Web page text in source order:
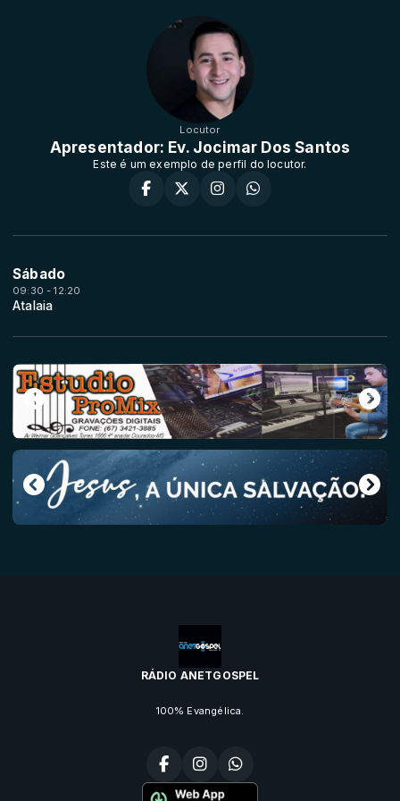
Locutor
Apresentador: Ev. Jocimar Dos Santos
Este é um exemplo de perfil do locutor.
Sábado
09:30 - 12:20
Atalaia
RÁDIO ANETGOSPEL
100% Evangélica.